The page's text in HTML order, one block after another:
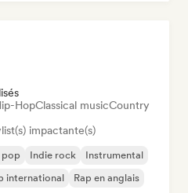
HopClassical musicCountry
impactante(s)
pop Indie rock
Instrumental
international Rap en anglais